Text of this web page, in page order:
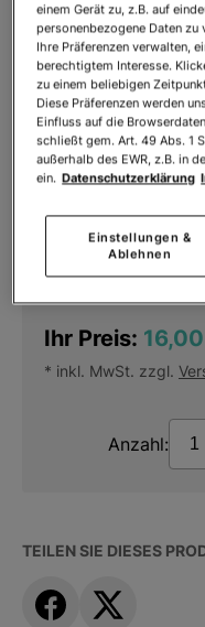
Glücksorte in
2040
Sofort lieferbar
Ihr Preis:
* inkl. MwSt. zzgl.
Anzahl:
TEILEN SIE DIESES
einem Gerät zu, z.B. auf
personenbezogene Daten zu
Ihre Präferenzen verwalten,
berechtigtem Interesse.
zu einem beliebigen
Diese Präferenzen werden
Einfluss auf die
schließt gem. Art. 49 Abs. 1
außerhalb des EWR, z.B. in
ein. Datenschutzerklärung
Einstellungen &
Ablehnen